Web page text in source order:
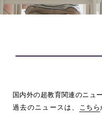
国内外の超教育関連のニュ
過去のニュースは、
こちら